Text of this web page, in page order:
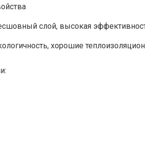
слой, высокая
хорошие